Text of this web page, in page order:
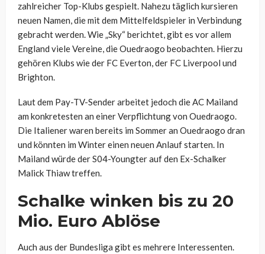
zahlreicher Top-Klubs gespielt. Nahezu täglich kursieren
neuen Namen, die mit dem Mittelfeldspieler in Verbindung
gebracht werden. Wie „Sky“ berichtet, gibt es vor allem
England viele Vereine, die Ouedraogo beobachten. Hierzu
gehören Klubs wie der FC Everton, der FC Liverpool und
Brighton.
Laut dem Pay-TV-Sender arbeitet jedoch die AC Mailand
am konkretesten an einer Verpflichtung von Ouedraogo.
Die Italiener waren bereits im Sommer an Ouedraogo dran
und könnten im Winter einen neuen Anlauf starten. In
Mailand würde der S04-Youngter auf den Ex-Schalker
Malick Thiaw treffen.
Schalke winken bis zu 20
Mio. Euro Ablöse
Auch aus der Bundesliga gibt es mehrere Interessenten.